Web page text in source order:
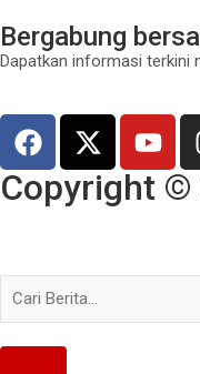
Bergabung
Dapatkan informasi terkini
Copyright ©